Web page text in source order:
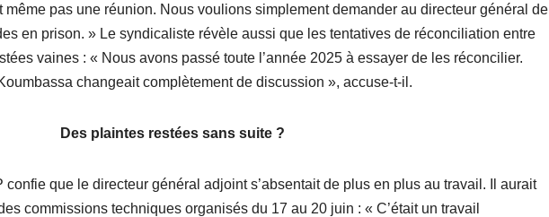
même pas une réunion. Nous voulions simplement demander au directeur général de
en prison. » Le syndicaliste révèle aussi que les tentatives de réconciliation entre
vaines : « Nous avons passé toute l’année 2025 à essayer de les réconcilier.
changeait complètement de discussion », accuse-t-il.
Des plaintes restées sans suite ?
confie que le directeur général adjoint s’absentait de plus en plus au travail. Il aurait
commissions techniques organisés du 17 au 20 juin : « C’était un travail